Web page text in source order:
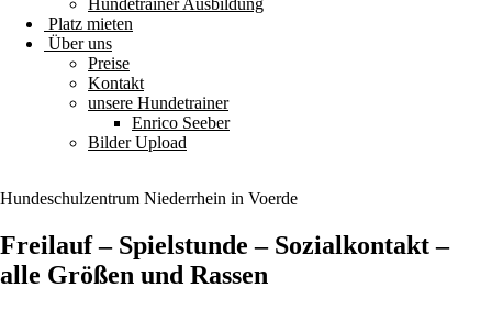
Hundetrainer Ausbildung
Platz mieten
Über uns
Preise
Kontakt
unsere Hundetrainer
Enrico Seeber
Bilder Upload
Hundeschulzentrum Niederrhein in Voerde
Freilauf – Spielstunde – Sozialkontakt –
alle Größen und Rassen